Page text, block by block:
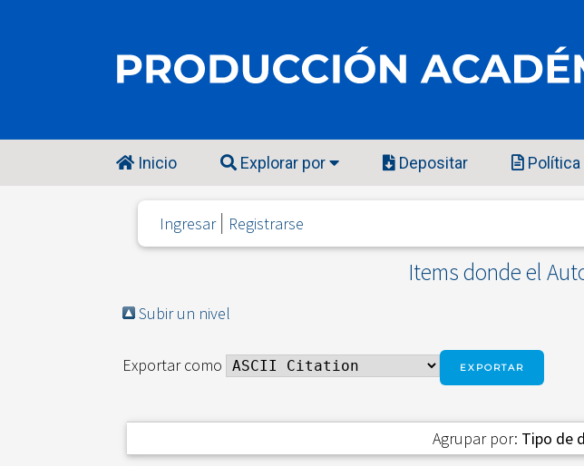
Inicio Explorar por Depositar Política
Ingresar Registrarse
Items donde el
Subir un nivel
Exportar como
Agrupar por: Tipo de